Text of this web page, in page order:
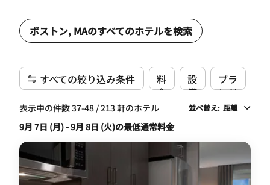
ボストン, MAのすべてのホテルを検索
すべての絞り込み条件
料
金
設
備
ブラ
ンド
表示中の件数 37-48 / 213 軒のホテル 並べ替え: 距離
9月 7日 (月) - 9月 8日 (火)の最低通常料金